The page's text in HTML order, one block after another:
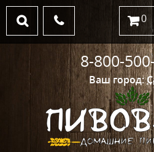
Ваш город:
8-800-
0